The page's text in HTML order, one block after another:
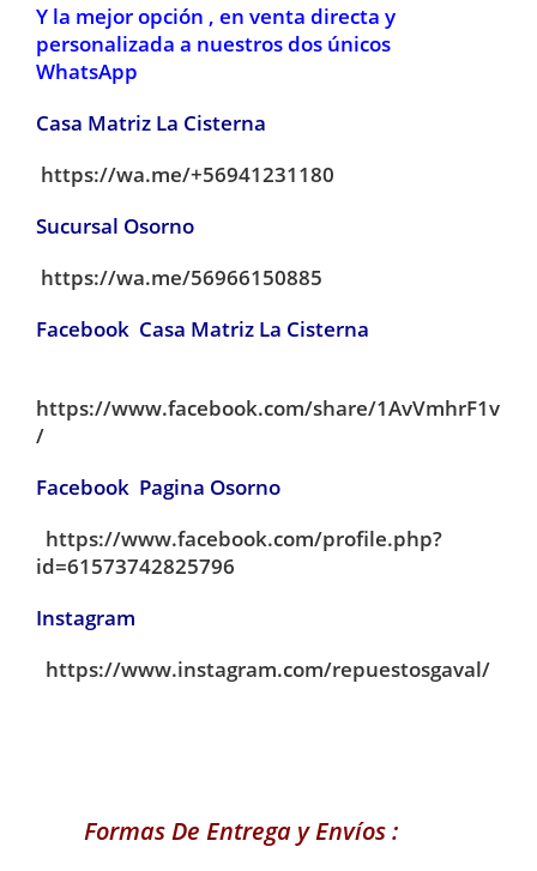
Y la mejor opción , en venta directa y
personalizada a nuestros dos únicos
WhatsApp
Casa Matriz La Cisterna
https://wa.me/+56941231180
Sucursal Osorno
https://wa.me/56966150885
Facebook Casa Matriz La Cisterna
https://www.facebook.com/share/1AvVmhrF1v
/
Facebook Pagina Osorno
https://www.facebook.com/profile.php?
id=61573742825796
Instagram
https://www.instagram.com/repuestosgaval/
Formas De Entrega y Envíos :